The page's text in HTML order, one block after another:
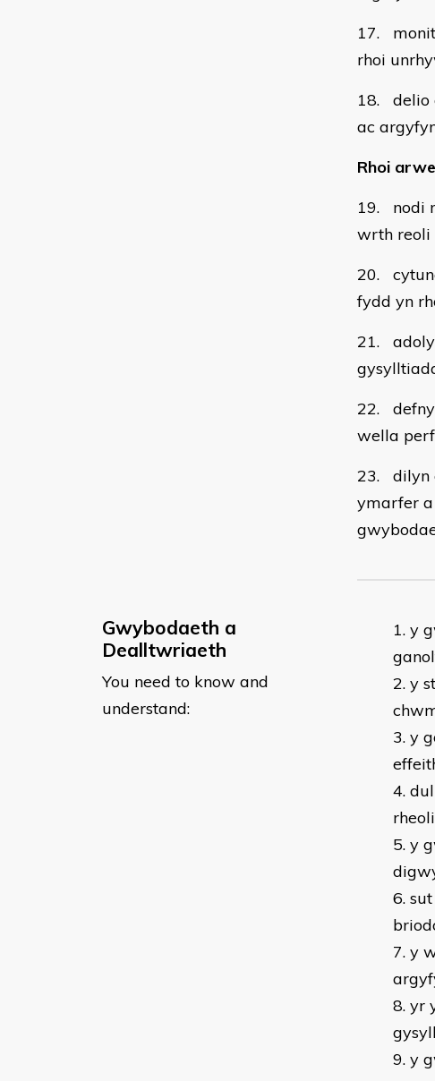
17.
rhoi
18. delio
ac
Rhoi
19. nodi
wrth
20.
fydd yn
21.
22.
wella
23. dilyn
ymarfer
Gwybodaeth a
Dealltwriaeth
You need to know and
understand:
y
y
y
y
y
yr
y